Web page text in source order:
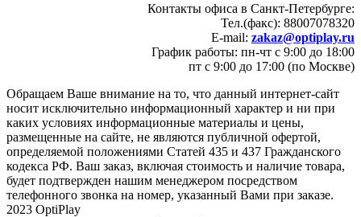
Контакты офиса в Санкт-Петербурге:
Тел.(факс): 88007078320
E-mail: zakaz@optiplay.ru
График работы: пн-чт с 9:00 до 18:00
пт с 9:00 до 17:00 (по Москве)
Обращаем Ваше внимание на то, что данный интернет-сайт
носит исключительно информационный характер и ни при
каких условиях информационные материалы и цены,
размещенные на сайте, не являются публичной офертой,
определяемой положениями Статей 435 и 437 Гражданского
кодекса РФ. Ваш заказ, включая стоимость и наличие товара,
будет подтвержден нашим менеджером посредством
телефонного звонка на номер, указанный Вами при заказе.
2023 OptiPlay